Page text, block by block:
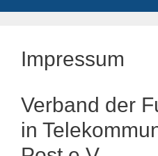
Impressum
Verband der
in